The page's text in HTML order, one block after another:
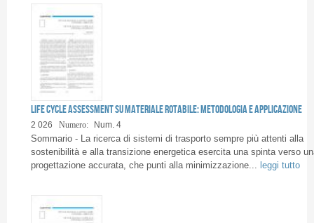
Life Cycle Assessment su materiale rotabile: metodologia e applicazione
2 026 Numero: Num. 4
Sommario - La ricerca di sistemi di trasporto sempre più attenti alla
sostenibilità e alla transizione energetica esercita una spinta verso
progettazione accurata, che punti alla minimizzazione... leggi tutto